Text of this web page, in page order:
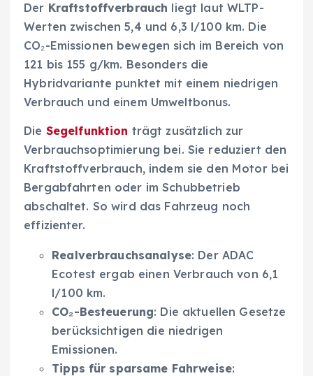
Der Kraftstoffverbrauch liegt laut WLTP-
Werten zwischen 5,4 und 6,3 l/100 km. Die
CO₂-Emissionen bewegen sich im Bereich von
121 bis 155 g/km. Besonders die
Hybridvariante punktet mit einem niedrigen
Verbrauch und einem Umweltbonus.
Die Segelfunktion trägt zusätzlich zur
Verbrauchsoptimierung bei. Sie reduziert den
Kraftstoffverbrauch, indem sie den Motor bei
Bergabfahrten oder im Schubbetrieb
abschaltet. So wird das Fahrzeug noch
effizienter.
Realverbrauchsanalyse: Der ADAC
Ecotest ergab einen Verbrauch von 6,1
l/100 km.
CO₂-Besteuerung: Die aktuellen Gesetze
berücksichtigen die niedrigen
Emissionen.
Tipps für sparsame Fahrweise: